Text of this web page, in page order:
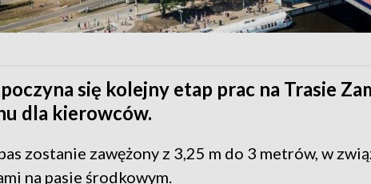
się kolejny etap prac na Trasie
dla kierowców.
zostanie zawężony z 3,25 m do 3 metrów, w
na pasie środkowym.